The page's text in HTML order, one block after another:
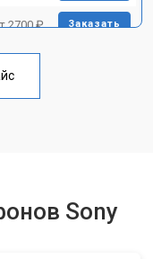
2700 ₽ Заказать
1750 ₽
Sony